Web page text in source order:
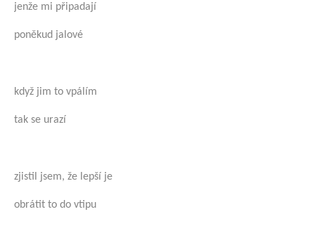
jenže mi připadají
poněkud jalové
když jim to vpálím
tak se urazí
zjistil jsem, že lepší je
obrátit to do vtipu